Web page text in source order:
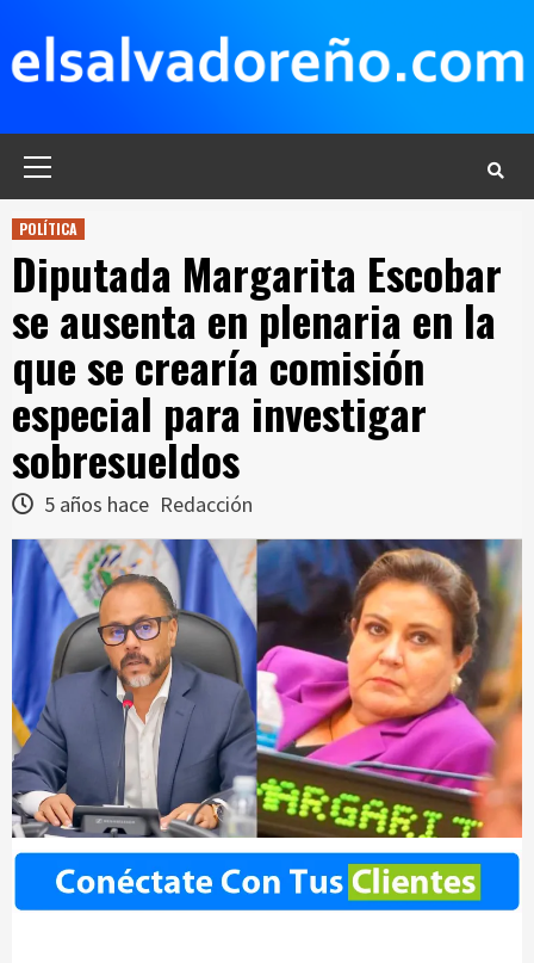
contenido
POLÍTICA
Diputada Margarita Escobar
se ausenta en plenaria en la
que se crearía comisión
especial para investigar
sobresueldos
5 años hace Redacción